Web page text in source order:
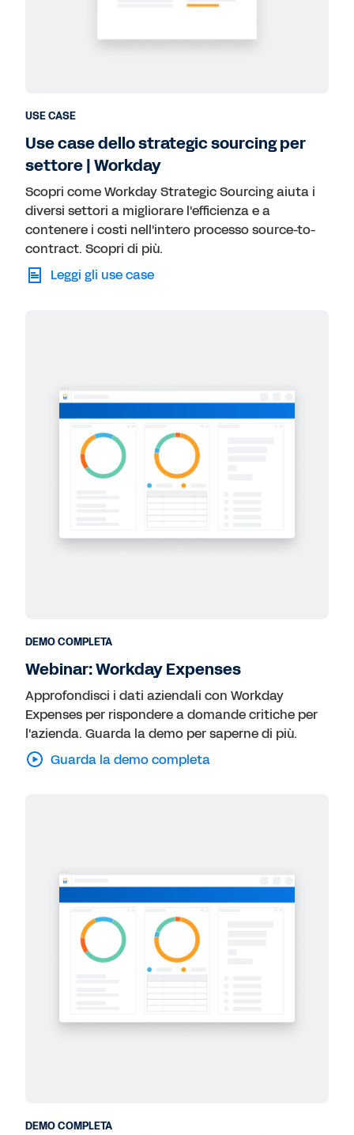
USE CASE
Use case dello strategic sourcing per
settore | Workday
Scopri come Workday Strategic Sourcing aiuta i
diversi settori a migliorare l'efficienza e a
contenere i costi nell'intero processo source-to-
contract. Scopri di più.
Leggi gli use case
DEMO COMPLETA
Webinar: Workday Expenses
Approfondisci i dati aziendali con Workday
Expenses per rispondere a domande critiche per
l'azienda. Guarda la demo per saperne di più.
Guarda la demo completa
DEMO COMPLETA